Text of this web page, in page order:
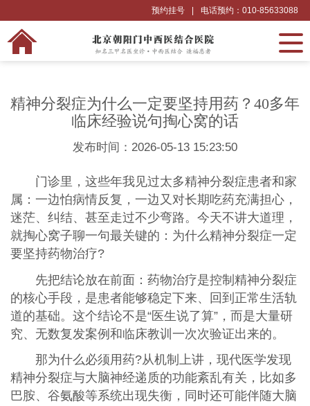
电话预约：010-85633088
预约挂号
精神分裂症为什么一定要坚持用药？40多年
临床经验说句掏心窝的话
发布时间：2026-05-13 15:23:50
门诊里，这些年我见过太多精神分裂症患者和家
属：一边怕病情反复，一边又对长期吃药充满担心，
迷茫、纠结、甚至走过不少弯路。今天不讲大道理，
就掏心窝子聊一句最关键的：为什么精神分裂症一定
要坚持药物治疗?
先把结论放在前面：药物治疗是控制精神分裂症
的核心手段，是患者能够稳定下来、回到正常生活轨
道的基础。这个结论不是“医生说了算”，而是大量研
究、无数复发案例和临床教训一次次验证出来的。
那为什么必须用药?从机制上讲，现代医学发现
精神分裂症与大脑神经递质的功能紊乱有关，比如多
巴胺、谷氨酸等系统出现失衡，同时还可能伴随大脑